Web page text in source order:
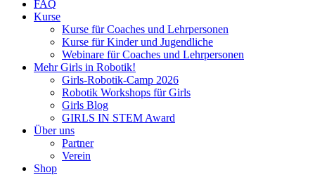
FAQ
Kurse
Kurse für Coaches und Lehrpersonen
Kurse für Kinder und Jugendliche
Webinare für Coaches und Lehrpersonen
Mehr Girls in Robotik!
Girls-Robotik-Camp 2026
Robotik Workshops für Girls
Girls Blog
GIRLS IN STEM Award
Über uns
Partner
Verein
Shop